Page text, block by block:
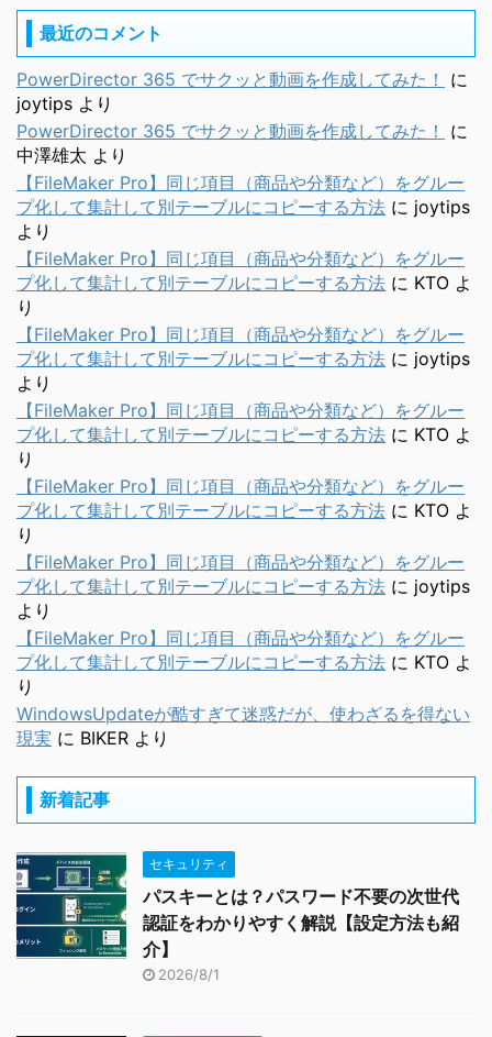
最近のコメント
PowerDirector 365 でサクッと動画を作成してみた！
に
joytips より
PowerDirector 365 でサクッと動画を作成してみた！
に
中澤雄太 より
【FileMaker Pro】同じ項目（商品や分類など）をグルー
プ化して集計して別テーブルにコピーする方法 に joytips
より
【FileMaker Pro】同じ項目（商品や分類など）をグルー
プ化して集計して別テーブルにコピーする方法 に KTO よ
り
【FileMaker Pro】同じ項目（商品や分類など）をグルー
プ化して集計して別テーブルにコピーする方法 に joytips
より
【FileMaker Pro】同じ項目（商品や分類など）をグルー
プ化して集計して別テーブルにコピーする方法 に KTO よ
り
【FileMaker Pro】同じ項目（商品や分類など）をグルー
プ化して集計して別テーブルにコピーする方法 に KTO よ
り
【FileMaker Pro】同じ項目（商品や分類など）をグルー
プ化して集計して別テーブルにコピーする方法 に joytips
より
【FileMaker Pro】同じ項目（商品や分類など）をグルー
プ化して集計して別テーブルにコピーする方法 に KTO よ
り
WindowsUpdateが酷すぎて迷惑だが、使わざるを得ない
現実 に BIKER より
新着記事
セキュリティ
パスキーとは？パスワード不要の次世代
認証をわかりやすく解説【設定方法も紹
介】
2026/8/1